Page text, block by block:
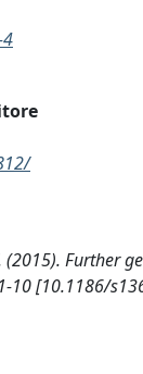
Further
1-10 [10.1186/